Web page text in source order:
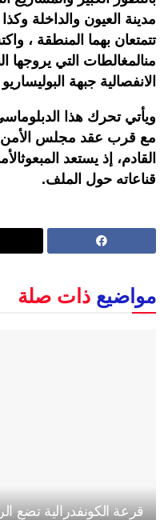
مدينة العيون والداخلة وكذا
تتمتعان بهما المنطقة ،
منالمغالطات التي يروجها
الانفصالية جبهة البوليساريو
ويأتي تحرك هذا
مع قرب عقد مجلس الأمن
القادم، إذ يستعد المبعوث
قناعاته حول الملف.
مواضيع ذات صلة
قرعة الكونفدرالية تضع